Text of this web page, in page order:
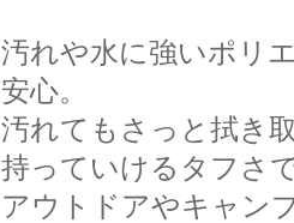
汚れや水に強いポリ
安心。
汚れてもさっと拭き
持っていけるタフさ
アウトドアやキャン